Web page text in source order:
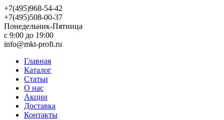
+7(495)968-54-42
+7(495)508-00-37
Понедельник-Пятница
с 9:00 до 19:00
info@mkt-profi.ru
Главная
Каталог
Статьи
О нас
Акции
Доставка
Контакты